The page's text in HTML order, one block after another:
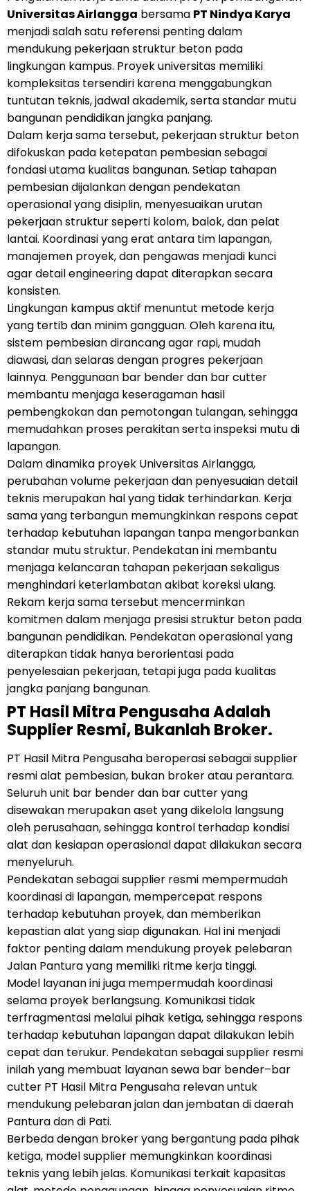
Universitas Airlangga bersama PT Nindya Karya
menjadi salah satu referensi penting dalam
mendukung pekerjaan struktur beton pada
lingkungan kampus. Proyek universitas memiliki
kompleksitas tersendiri karena menggabungkan
tuntutan teknis, jadwal akademik, serta standar mutu
bangunan pendidikan jangka panjang.
Dalam kerja sama tersebut, pekerjaan struktur beton
difokuskan pada ketepatan pembesian sebagai
fondasi utama kualitas bangunan. Setiap tahapan
pembesian dijalankan dengan pendekatan
operasional yang disiplin, menyesuaikan urutan
pekerjaan struktur seperti kolom, balok, dan pelat
lantai. Koordinasi yang erat antara tim lapangan,
manajemen proyek, dan pengawas menjadi kunci
agar detail engineering dapat diterapkan secara
konsisten.
Lingkungan kampus aktif menuntut metode kerja
yang tertib dan minim gangguan. Oleh karena itu,
sistem pembesian dirancang agar rapi, mudah
diawasi, dan selaras dengan progres pekerjaan
lainnya. Penggunaan bar bender dan bar cutter
membantu menjaga keseragaman hasil
pembengkokan dan pemotongan tulangan, sehingga
memudahkan proses perakitan serta inspeksi mutu di
lapangan.
Dalam dinamika proyek Universitas Airlangga,
perubahan volume pekerjaan dan penyesuaian detail
teknis merupakan hal yang tidak terhindarkan. Kerja
sama yang terbangun memungkinkan respons cepat
terhadap kebutuhan lapangan tanpa mengorbankan
standar mutu struktur. Pendekatan ini membantu
menjaga kelancaran tahapan pekerjaan sekaligus
menghindari keterlambatan akibat koreksi ulang.
Rekam kerja sama tersebut mencerminkan
komitmen dalam menjaga presisi struktur beton pada
bangunan pendidikan. Pendekatan operasional yang
diterapkan tidak hanya berorientasi pada
penyelesaian pekerjaan, tetapi juga pada kualitas
jangka panjang bangunan.
PT Hasil Mitra Pengusaha Adalah
Supplier Resmi, Bukanlah Broker.
PT Hasil Mitra Pengusaha beroperasi sebagai supplier
resmi alat pembesian, bukan broker atau perantara.
Seluruh unit bar bender dan bar cutter yang
disewakan merupakan aset yang dikelola langsung
oleh perusahaan, sehingga kontrol terhadap kondisi
alat dan kesiapan operasional dapat dilakukan secara
menyeluruh.
Pendekatan sebagai supplier resmi mempermudah
koordinasi di lapangan, mempercepat respons
terhadap kebutuhan proyek, dan memberikan
kepastian alat yang siap digunakan. Hal ini menjadi
faktor penting dalam mendukung proyek pelebaran
Jalan Pantura yang memiliki ritme kerja tinggi.
Model layanan ini juga mempermudah koordinasi
selama proyek berlangsung. Komunikasi tidak
terfragmentasi melalui pihak ketiga, sehingga respons
terhadap kebutuhan lapangan dapat dilakukan lebih
cepat dan terukur. Pendekatan sebagai supplier resmi
inilah yang membuat layanan sewa bar bender–bar
cutter PT Hasil Mitra Pengusaha relevan untuk
mendukung pelebaran jalan dan jembatan di daerah
Pantura dan di Pati.
Berbeda dengan broker yang bergantung pada pihak
ketiga, model supplier memungkinkan koordinasi
teknis yang lebih jelas. Komunikasi terkait kapasitas